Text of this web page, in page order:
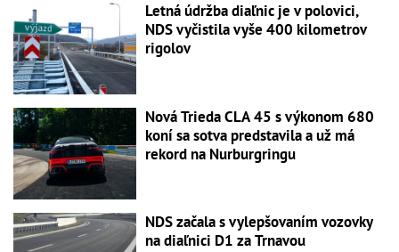
Letná údržba diaľnic je v polovici,
NDS vyčistila vyše 400 kilometrov
rigolov
Nová Trieda CLA 45 s výkonom 680
koní sa sotva predstavila a už má
rekord na Nurburgringu
NDS začala s vylepšovaním vozovky
na diaľnici D1 za Trnavou